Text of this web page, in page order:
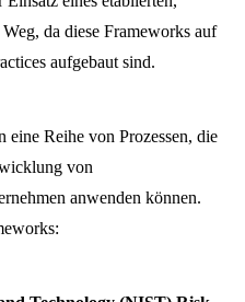
da diese Frameworks auf
aufgebaut sind.
eine Reihe von Prozessen, die
von
anwenden können.